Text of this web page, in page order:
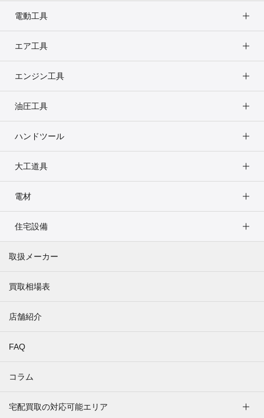
電動工具
エア工具
エンジン工具
油圧工具
ハンドツール
大工道具
電材
住宅設備
取扱メーカー
買取相場表
店舗紹介
FAQ
コラム
宅配買取の対応可能エリア